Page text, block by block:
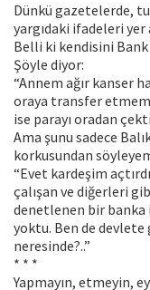
Dünkü gazetelerde,
yargıdaki ifadeleri yer
Belli ki kendisini Bank
Şöyle diyor:
“Annem ağır kanser
oraya transfer etmemi
ise parayı oradan
Ama şunu sadece
korkusundan
“Evet kardeşim
çalışan ve diğerleri
denetlenen bir banka
yoktu. Ben de devlete
neresinde?..”
* * *
Yapmayın, etmeyin,